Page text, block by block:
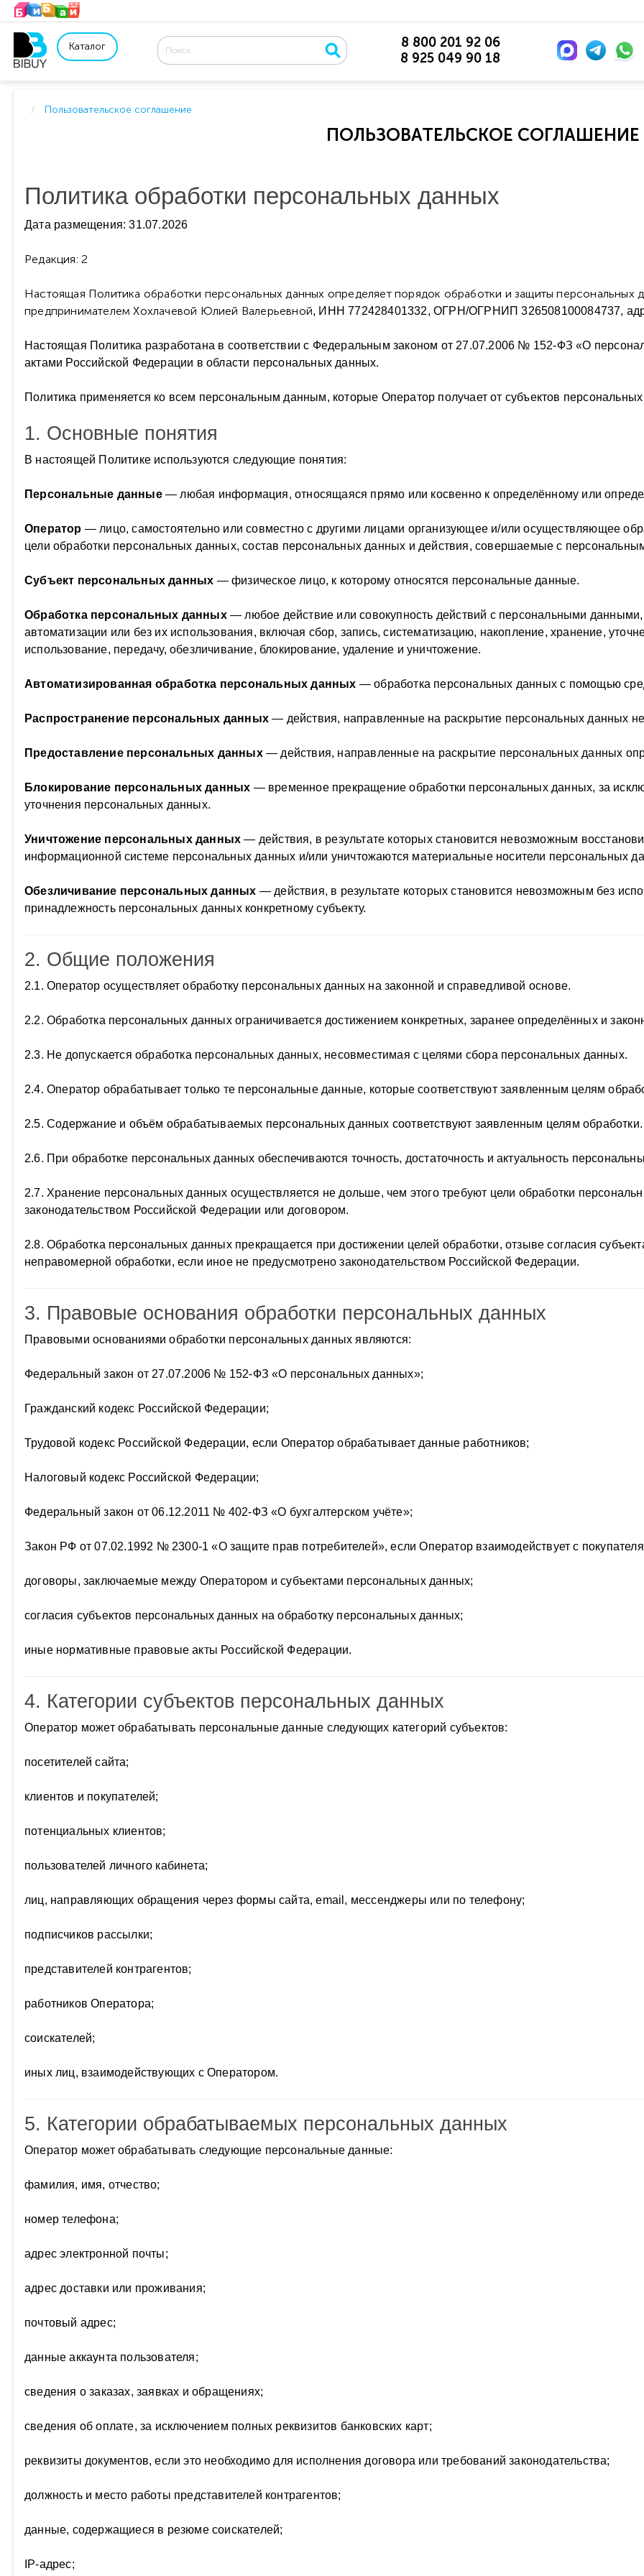
Каталог
8 800 201 92 06
8 925 049 90 18
Пользовательское соглашение
ПОЛЬЗОВАТЕЛЬСКОЕ СОГЛАШЕНИЕ
Политика обработки персональных данных
Дата размещения: 31.07.2026
Редакция: 2
Настоящая Политика обработки персональных данных определяет порядок обработки и защиты
предпринимателем Хохлачевой Юлией Валерьевной, ИНН 772428401332, ОГРН/ОГРНИП 326508100084737,
Настоящая Политика разработана в соответствии с Федеральным законом от 27.07.2006 № 152-ФЗ «О
актами Российской Федерации в области персональных данных.
Политика применяется ко всем персональным данным, которые Оператор получает от субъектов
1. Основные понятия
В настоящей Политике используются следующие понятия:
Персональные данные— любая информация, относящаяся прямо или косвенно к определённому или
Оператор — лицо, самостоятельно или совместно с другими лицами организующее и/или осуществляющее
цели обработки персональных данных, состав персональных данных и действия, совершаемые с
Субъект персональных данных — физическое лицо, к которому относятся персональные данные.
Обработка персональных данных— любое действие или совокупность действий с персональными
автоматизации или без их использования, включая сбор, запись, систематизацию, накопление, хранение,
использование, передачу, обезличивание, блокирование, удаление и уничтожение.
Автоматизированная обработка персональных данных — обработка персональных данных с помощью
Распространение персональных данных — действия, направленные на раскрытие персональных данных
Предоставление персональных данных— действия, направленные на раскрытие персональных данных
Блокирование персональных данных — временное прекращение обработки персональных данных, за
уточнения персональных данных.
Уничтожение персональных данных — действия, в результате которых становится невозможным
информационной системе персональных данных и/или уничтожаются материальные носители персональных
Обезличивание персональных данных — действия, в результате которых становится невозможным без
принадлежность персональных данных конкретному субъекту.
2. Общие положения
2.1. Оператор осуществляет обработку персональных данных на законной и справедливой основе.
2.2. Обработка персональных данных ограничивается достижением конкретных, заранее определённых и
2.3. Не допускается обработка персональных данных, несовместимая с целями сбора персональных данных.
2.4. Оператор обрабатывает только те персональные данные, которые соответствуют заявленным целям
2.5. Содержание и объём обрабатываемых персональных данных соответствуют заявленным целям обработки.
2.6. При обработке персональных данных обеспечиваются точность, достаточность и актуальность
2.7. Хранение персональных данных осуществляется не дольше, чем этого требуют цели обработки
законодательством Российской Федерации или договором.
2.8. Обработка персональных данных прекращается при достижении целей обработки, отзыве согласия
неправомерной обработки, если иное не предусмотрено законодательством Российской Федерации.
3. Правовые основания обработки персональных данных
Правовыми основаниями обработки персональных данных являются:
Федеральный закон от 27.07.2006 № 152-ФЗ «О персональных данных»;
Гражданский кодекс Российской Федерации;
Трудовой кодекс Российской Федерации, если Оператор обрабатывает данные работников;
Налоговый кодекс Российской Федерации;
Федеральный закон от 06.12.2011 № 402-ФЗ «О бухгалтерском учёте»;
Закон РФ от 07.02.1992 № 2300-1 «О защите прав потребителей», если Оператор взаимодействует с
договоры, заключаемые между Оператором и субъектами персональных данных;
согласия субъектов персональных данных на обработку персональных данных;
иные нормативные правовые акты Российской Федерации.
4. Категории субъектов персональных данных
Оператор может обрабатывать персональные данные следующих категорий субъектов:
посетителей сайта;
клиентов и покупателей;
потенциальных клиентов;
пользователей личного кабинета;
лиц, направляющих обращения через формы сайта, email, мессенджеры или по телефону;
подписчиков рассылки;
представителей контрагентов;
работников Оператора;
соискателей;
иных лиц, взаимодействующих с Оператором.
5. Категории обрабатываемых персональных данных
Оператор может обрабатывать следующие персональные данные:
фамилия, имя, отчество;
номер телефона;
адрес электронной почты;
адрес доставки или проживания;
почтовый адрес;
данные аккаунта пользователя;
сведения о заказах, заявках и обращениях;
сведения об оплате, за исключением полных реквизитов банковских карт;
реквизиты документов, если это необходимо для исполнения договора или требований законодательства;
должность и место работы представителей контрагентов;
данные, содержащиеся в резюме соискателей;
IP-адрес;